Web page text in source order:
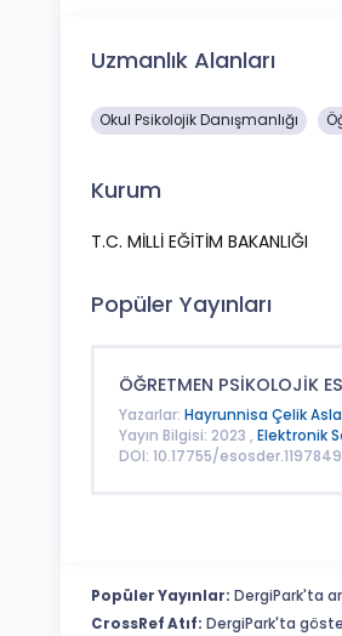
Uzmanlık Alanları
Okul Psikolojik Danışmanlığı
Kurum
T.C. MİLLİ EĞİTİM BAKANLIĞI
Popüler Yayınları
ÖĞRETMEN PSİKOLOJİK
Yazarlar: Hayrunnisa Çelik
Yayın Bilgisi: 2023 , Elektronik
DOI: 10.17755/esosder.1197849
Popüler Yayınlar: DergiPark'ta
CrossRef Atıf: DergiPark'ta